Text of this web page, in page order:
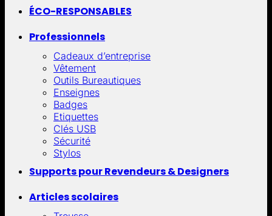
ÉCO-RESPONSABLES
Professionnels
Cadeaux d’entreprise
Vêtement
Outils Bureautiques
Enseignes
Badges
Etiquettes
Clés USB
Sécurité
Stylos
Supports pour Revendeurs & Designers
Articles scolaires